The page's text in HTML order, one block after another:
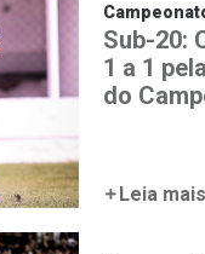
Sub-20:
1 a 1
do
Leia mais